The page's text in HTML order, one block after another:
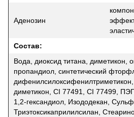
Аденозин
Состав:
Вода, диоксид титана, диметикон,
пропандиол, синтетический
диметикон, CI 77491, CI 77499,
1,2-гександиол, Изододекан,
Триэтоксикаприлилсилан,